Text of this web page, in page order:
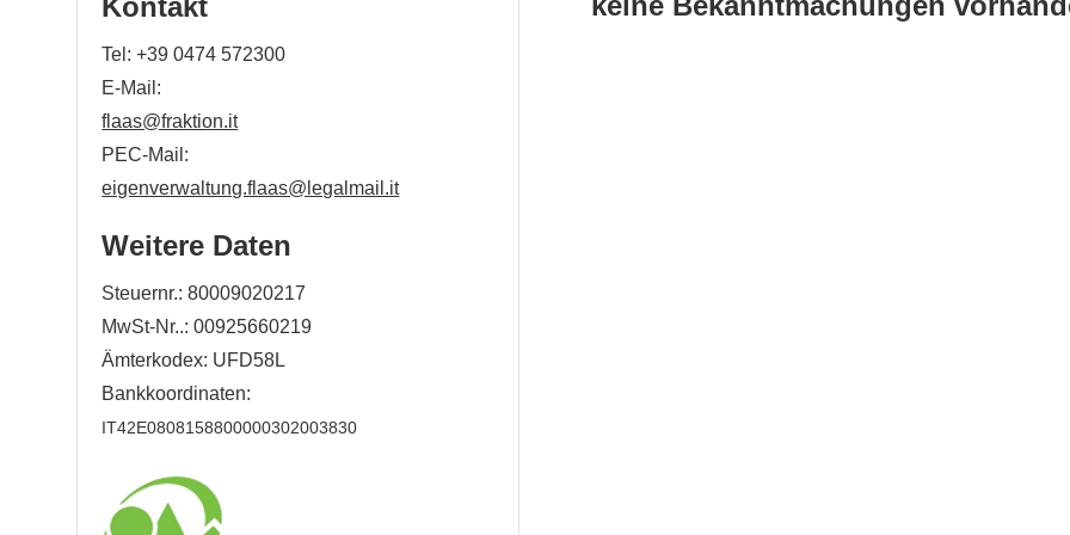
Tel:+39 0474 572300
E-Mail:
flaas@fraktion.it
PEC-Mail:
eigenverwaltung.flaas@legalmail.it
Weitere Daten
Steuernr.: 80009020217
MwSt-Nr..: 00925660219
Ämterkodex: UFD58L
Bankkoordinaten:
IT42E0808158800000302003830